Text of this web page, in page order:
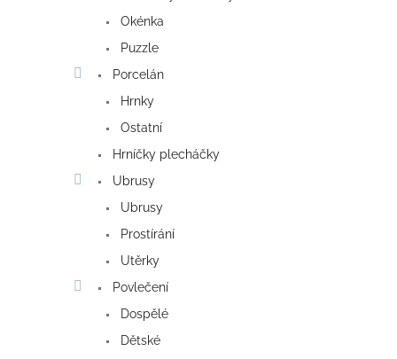
Okénka
Puzzle
Porcelán
Hrnky
Ostatní
Hrníčky plecháčky
Ubrusy
Ubrusy
Prostírání
Utěrky
Povlečení
Dospělé
Dětské